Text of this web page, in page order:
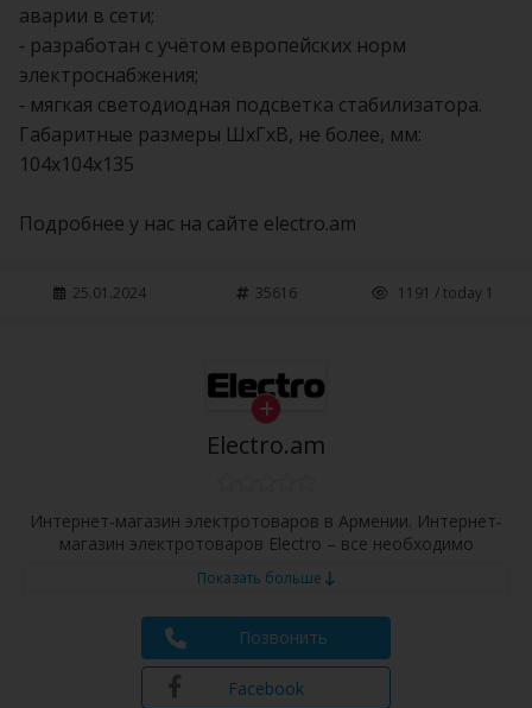
аварии в сети;
- разработан с учётом европейских норм
электроснабжения;
- мягкая светодиодная подсветка стабилизатора.
Габаритные размеры ШхГхВ, не более, мм:
104х104х135
Подробнее у нас на сайте electro.am
25.01.2024 35616 1191 / today 1
Electro.am
Интернет-магазин электротоваров в Армении. Интернет-
магазин электротоваров Electro – все необходимо
Показать больше
Позвонить
Facebook